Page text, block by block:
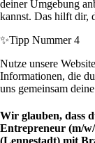
deiner Umgebung
kannst. Das hilft dir,
✨Tipp Nummer 4
Nutze unsere
Informationen, die
uns gemeinsam
Wir glauben, dass
Entrepreneur (m/